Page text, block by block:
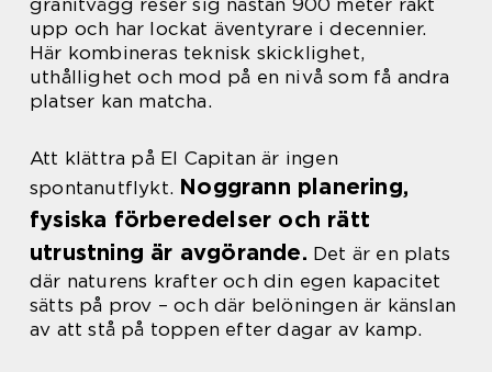
granitvägg reser sig nästan 900 meter rakt
upp och har lockat äventyrare i decennier.
Här kombineras teknisk skicklighet,
uthållighet och mod på en nivå som få andra
platser kan matcha.
Att klättra på El Capitan är ingen
spontanutflykt. Noggrann planering,
fysiska förberedelser och rätt
utrustning är avgörande. Det är en plats
där naturens krafter och din egen kapacitet
sätts på prov – och där belöningen är känslan
av att stå på toppen efter dagar av kamp.